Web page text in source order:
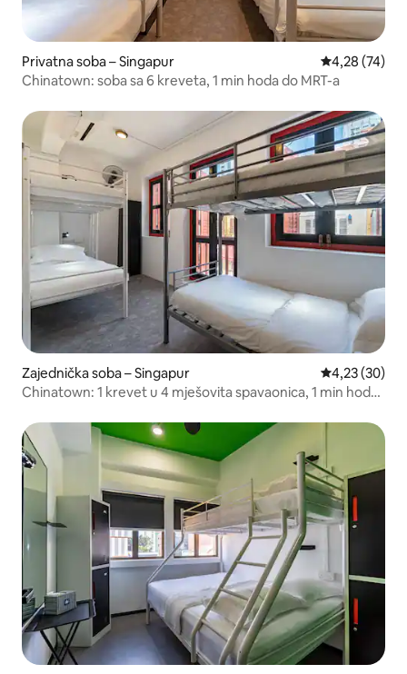
Privatna soba – Singapur Prosječna
4,28 (74)
Chinatown: soba sa 6 kreveta, 1 min hoda do MRT-a
Zajednička soba – Singapur Prosječna
4,23 (30)
Chinatown: 1 krevet u 4 mješovita spavaonica, 1 min hoda